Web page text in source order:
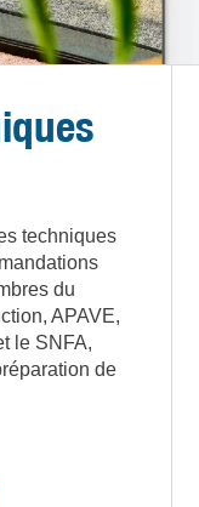
techniques
du
APAVE,
le SNFA,
de